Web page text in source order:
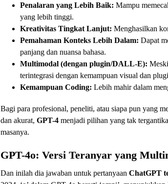
Penalaran yang Lebih Baik: Mampu
yang lebih tinggi.
Kreativitas Tingkat Lanjut: Menghasilkan
Pemahaman Konteks Lebih Dalam: Dapat
panjang dan nuansa bahasa.
Multimodal (dengan plugin/DALL-E):
terintegrasi dengan kemampuan visual dan
Kemampuan Coding: Lebih mahir dalam
Bagi para profesional, peneliti, atau siapa pun yang
dan akurat, GPT-4 menjadi pilihan yang tak
masanya.
GPT-4o: Versi Teranyar yang
Dan inilah dia jawaban untuk pertanyaan ChatGPT